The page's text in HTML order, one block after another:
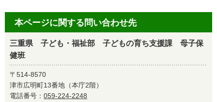
本ページに関する問い合わせ先
三重県 子ども・福祉部 子どもの育ち支援課 母子保
健班
〒514-8570
津市広明町13番地（本庁2階）
電話番号： 059-224-2248